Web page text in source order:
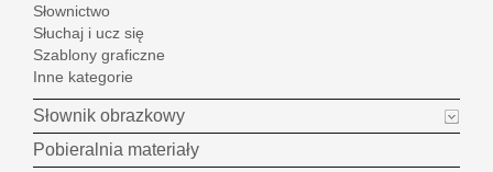
Słownictwo
Słuchaj i ucz się
Szablony graficzne
Inne kategorie
Słownik obrazkowy
Pobieralnia materiały